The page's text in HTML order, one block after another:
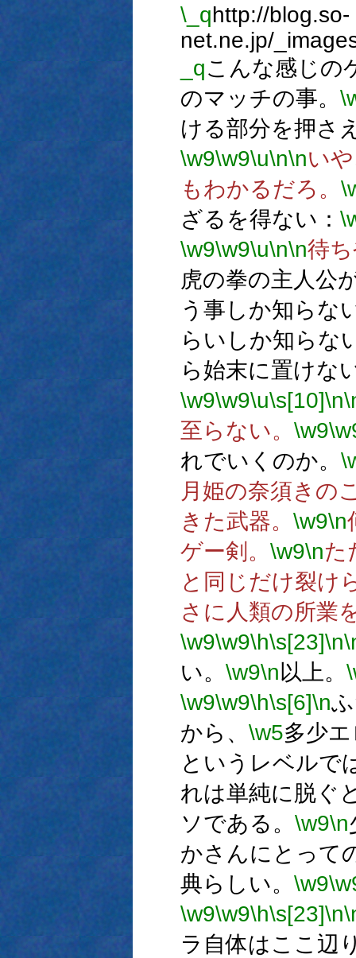
\_qhttp://blog.so-
net.ne.jp/
_qこんな感じの
のマッチの事。
ける部分を押さ
\w9\w9\u\n\nい
もわかるだろ。
ざるを得ない：
\w9\w9\u\n\n待
虎の拳の主人公
う事しか知らな
らいしか知らな
ら始末に置けな
\w9\w9\u\s[10]\n
至らない。 \w9
れでいくのか。
月姫の奈須きの
きた武器。 \w9\n
ゲー剣。 \w9\nた
と同じだけ裂け
さに人類の所業
\w9\w9\h\s[23]\n
い。 \w9\n以上。
\w9\w9\h\s[6]\n
から、 \w5多少
というレベルで
れは単純に脱ぐ
ソである。 \w9\n
かさんにとって
典らしい。 \w9
\w9\w9\h\s[23]\n
ラ自体はここ辺